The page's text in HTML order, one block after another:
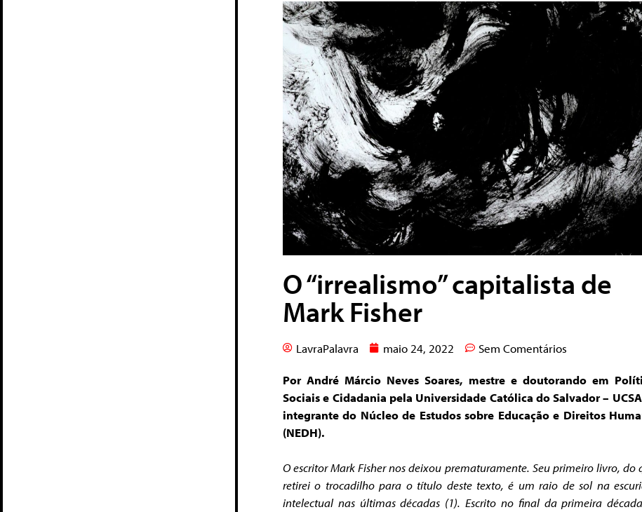
O “irrealismo” capitalista de
Mark Fisher
LavraPalavra maio 24, 2022 Sem Comentários
Por André Márcio Neves Soares, mestre e doutorando em
Sociais e Cidadania pela Universidade Católica do Salvador –
integrante do Núcleo de Estudos sobre Educação e Direitos
(NEDH).
O escritor Mark Fisher nos deixou prematuramente. Seu primeiro livro, do
retirei o trocadilho para o título deste texto, é um raio de sol na
intelectual nas últimas décadas (1). Escrito no final da primeira